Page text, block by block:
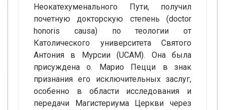
Неокатехуменального Пути, получил
почетную докторскую степень (doctor
honoris causa) по теологии от
Католического университета Святого
Антония в Мурсии (UCAM). Она была
присуждена о. Марио Пецци в знак
признания его исключительных заслуг,
особенно в области исследования и
передачи Магистериума Церкви через